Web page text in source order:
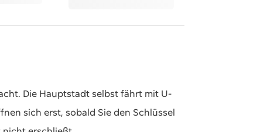
Die Hauptstadt selbst fährt mit U-
sich erst, sobald Sie den Schlüssel